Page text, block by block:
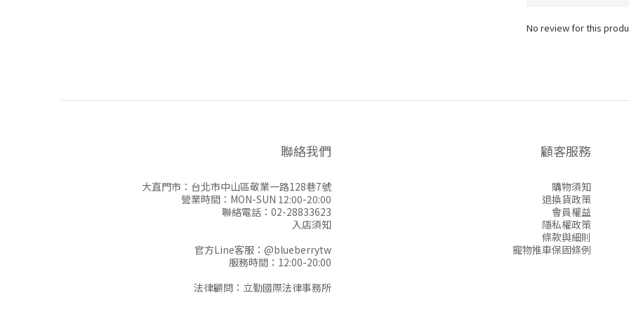
No review for this
聯絡我們
大直門市：台北市中山區敬業一路128巷7號
營業時間：MON-SUN 12:00-20:00
聯絡電話：02-28833623
入店須知
官方Line客服： @blueberrytw
服務時間：12:00-20:00
法律顧問：立勤國際法律事務所
顧客服務
購物須知
退換貨政策
會員權益
隱私權政策
條款與細則
寵物推車保固條例